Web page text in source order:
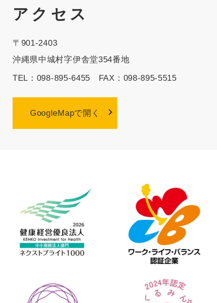
アクセス
〒901-2403
沖縄県中城村字伊舎堂354番地
TEL：098-895-6455 FAX：098-895-5515
GoogleMapで開く